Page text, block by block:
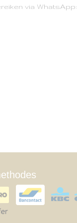
via WhatsApp: